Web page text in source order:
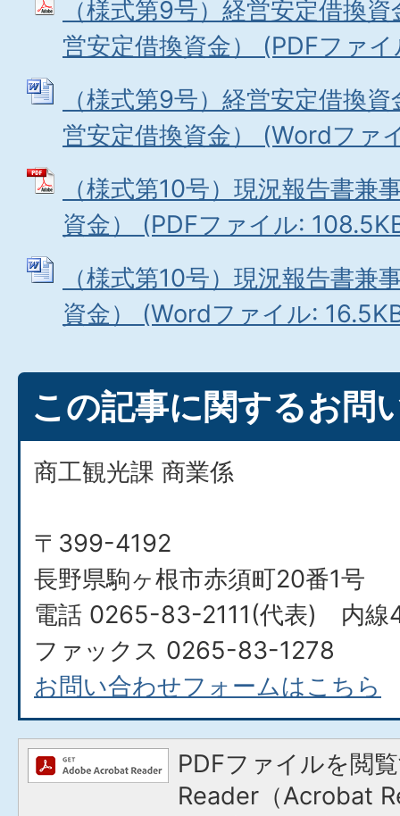
（様式第9号）経営安定借換
営安定借換資金） (PDFファ
（様式第9号）経営安定借換
営安定借換資金） (Wordファ
（様式第10号）現況報告書兼
資金） (PDFファイル:
（様式第10号）現況報告書兼
資金） (Wordファイル:
この記事に関するお問
商工観光課 商業係
〒399-4192
長野県駒ヶ根市赤須町20番1号
電話 0265-83-2111(代表) 内線
ファックス 0265-83-1278
お問い合わせフォームはこちら
PDFファイルを閲
Reader（Acrobat